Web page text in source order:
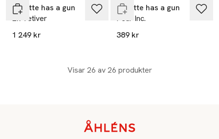
Juliette has a gun
Ex Vetiver
1 249 kr
Juliette has a gun
Pear Inc.
389 kr
Visar 26 av 26 produkter